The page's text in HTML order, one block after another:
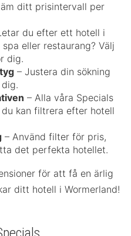
ditt prisintervall per
du efter ett hotell i
eller restaurang? Välj
dig.
– Justera din sökning
– Alla våra Specials
kan filtrera efter hotell
– Använd filter för pris,
det perfekta hotellet.
för att få en ärlig
ditt hotell i Wormerland!